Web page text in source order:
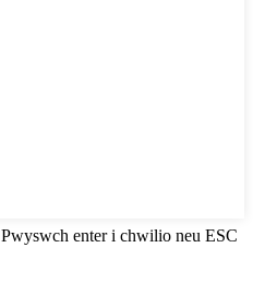
Pwyswch enter i chwilio neu ESC